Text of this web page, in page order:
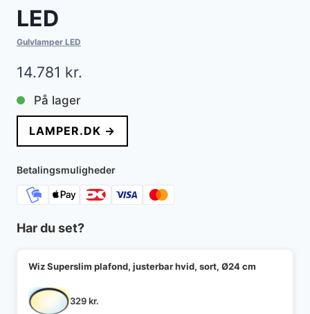
LED
Gulvlamper LED
14.781 kr.
På lager
LAMPER.DK →
Betalingsmuligheder
Har du set?
Wiz Superslim plafond, justerbar hvid, sort, Ø24 cm
329kr.